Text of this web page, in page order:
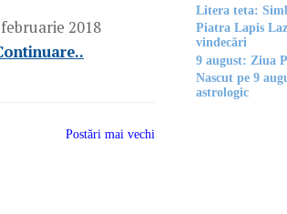
2018
Postări mai vechi
Litera teta:
Piatra Lapis
vindecări
9 august: Ziua
Nascut pe 9
astrologic